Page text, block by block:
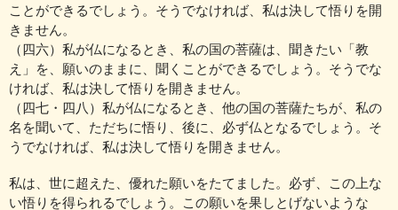
ことができるでしょう。そうでなければ、私は決して悟りを開
きません。
（四六）私が仏になるとき、私の国の菩薩は、聞きたい「教
え」を、願いのままに、聞くことができるでしょう。そうでな
ければ、私は決して悟りを開きません。
（四七・四八）私が仏になるとき、他の国の菩薩たちが、私の
名を聞いて、ただちに悟り、後に、必ず仏となるでしょう。そ
うでなければ、私は決して悟りを開きません。
私は、世に超えた、優れた願いをたてました。必ず、この上な
い悟りを得られるでしょう。この願いを果しとげないような